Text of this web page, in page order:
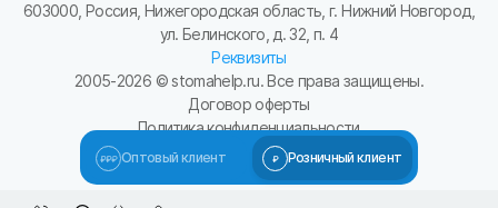
603000, Россия, Нижегородская область, г. Нижний Новгород,
ул. Белинского, д. 32, п. 4
Реквизиты
2005-2026 © stomahelp.ru. Все права защищены.
Договор оферты
Политика конфиденциальности
Сайт разработал Kulibin-it.ru
Оптовый клиент Розничный клиент